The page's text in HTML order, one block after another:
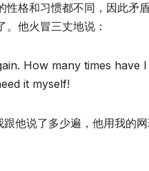
格和习惯都不同，因此矛
他火冒三丈地说：
How many times have I
it myself!
他说了多少遍，他用我的